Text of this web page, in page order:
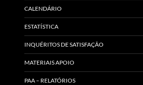
CALENDÁRIO
ESTATÍSTICA
INQUÉRITOS DE SATISFAÇÃO
MATERIAIS APOIO
PAA – RELATÓRIOS